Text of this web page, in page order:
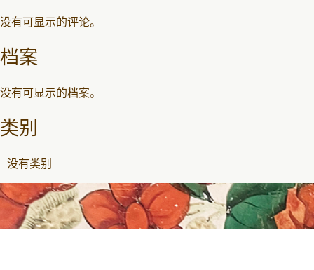
没有可显示的评论。
档案
没有可显示的档案。
类别
没有类别